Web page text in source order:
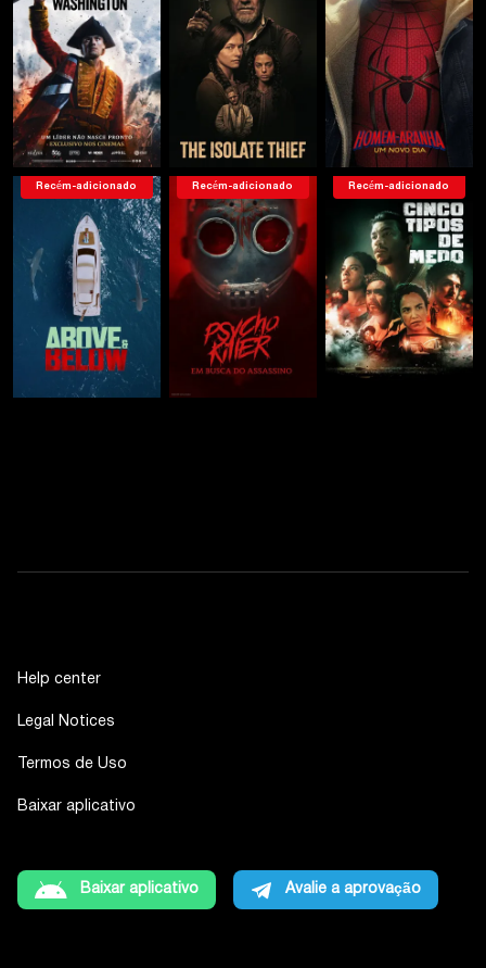
Recém-adicionado Recém-adicionado Recém-adicionado
Help center
Legal Notices
Termos de Uso
Baixar aplicativo
Baixar aplicativo Avalie a aprovação